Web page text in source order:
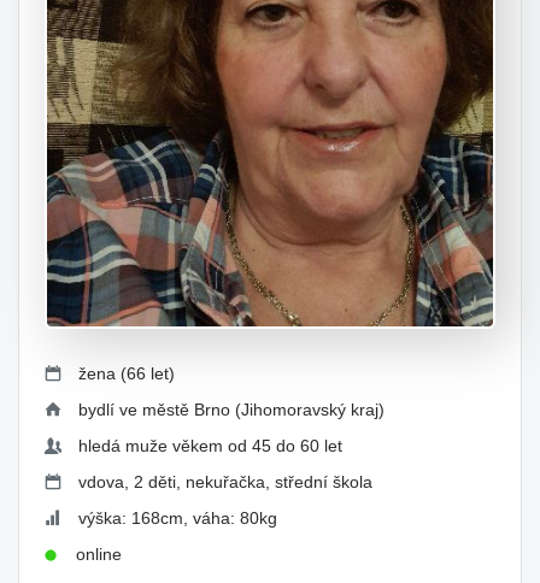
žena (66 let)
bydlí ve městě Brno (Jihomoravský kraj)
hledá muže věkem od 45 do 60 let
vdova, 2 děti, nekuřačka, střední škola
výška: 168cm, váha: 80kg
online